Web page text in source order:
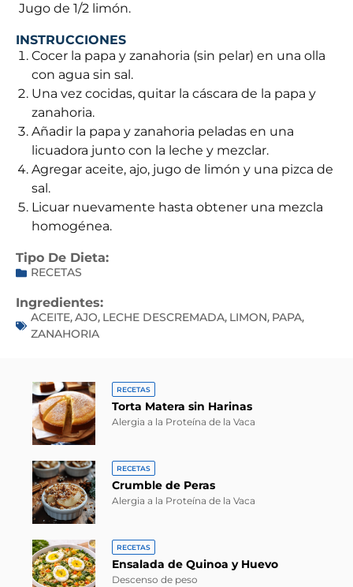
 Jugo de 1/2 limón.
INSTRUCCIONES
Cocer la papa y zanahoria (sin pelar) en una olla
con agua sin sal.
Una vez cocidas, quitar la cáscara de la papa y
zanahoria.
Añadir la papa y zanahoria peladas en una
licuadora junto con la leche y mezclar.
Agregar aceite, ajo, jugo de limón y una pizca de
sal.
Licuar nuevamente hasta obtener una mezcla
homogénea.
Tipo De Dieta:
RECETAS
Ingredientes:
ACEITE,AJO, LECHE DESCREMADA, LIMON, PAPA,
ZANAHORIA
RECETAS
Torta Matera sin Harinas
Alergia a la Proteína de la Vaca
RECETAS
Crumble de Peras
Alergia a la Proteína de la Vaca
RECETAS
Ensalada de Quinoa y Huevo
Descenso de peso